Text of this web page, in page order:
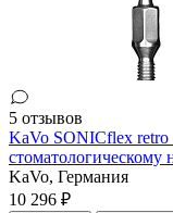
5 отзывов
KaVo SONICflex
стоматологическому
KaVo, Германия
10 296 ₽